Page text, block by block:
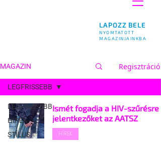
LAPOZZ BELE
NYOMTATOTT
MAGAZINJAINKBA
MAGAZIN Regisztráció
LEGFRISSEBB
HÍREK
STÍLUS
LEGFRISSEBB
Ismét fogadja a HIV-szűrésre
jelentkezőket az AATSZ
HÍREK